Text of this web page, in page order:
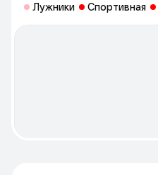
Лужники Спортивная